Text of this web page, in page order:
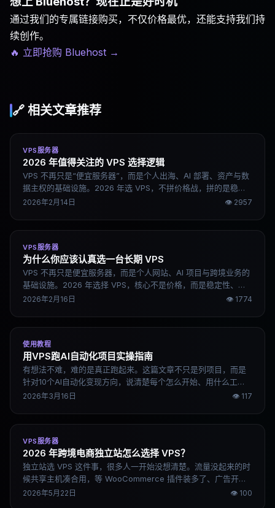
通过我们的专属链接购买，不仅价格最优，还能支持我们持
续创作。
🔥 立即抢购 Bluehost →
🔗 相关文章推荐
VPS服务器
2026 年值得关注的 VPS 选择逻辑
VPS 不再只是“便宜服务器”，而是个人出海、AI 部署、资产与数
据主权的基础设施。2026 年选 VPS，不拼价格战，拼的是稳定
性、网络质量与可扩展性。
2026年2月14日 👁 2957
VPS服务器
为什么你应该认真选一台长期 VPS
VPS 不再只是便宜服务器，而是个人网站、AI 项目与跨境业务的
基础设施。2026 年选择 VPS，核心不是价格，而是稳定性、线
路质量与长期可持续。真正拉开差距的，是一台能稳定运行三年
2026年2月16日 👁 1774
使用教程
用VPS跑AI自动化项目实操指南
有想法不难，难的是真正跑起来。这篇文章不只是列项目，而是
针对10个AI自动化变现方向，说清楚每个怎么开始、用什么工
具、第一步做什么，帮你从"想做"到"跑通"。
2026年3月16日 👁 117
VPS服务器
2026 年跨境电商独立站怎么选择 VPS？
独立站选 VPS 这件事，很多人一开始没想清楚。流量没起来的时
候共享主机凑合用，等 WooCommerce 插件装多了、广告开始
跑量、AI 客服接进来，服务器突然就不够用了。这篇文章按独立
2026年5月22日 👁 100